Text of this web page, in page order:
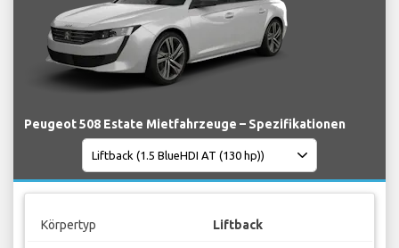
Peugeot 508 Estate Mietfahrzeuge – Spezifikationen
Körpertyp Liftback